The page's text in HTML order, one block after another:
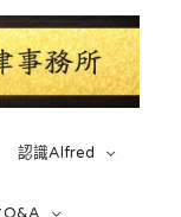
認識Alfred